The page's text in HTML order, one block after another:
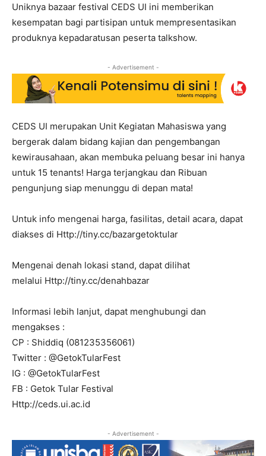
Uniknya bazaar festival CEDS UI ini memberikan
kesempatan bagi partisipan untuk mempresentasikan
produknya kepadaratusan peserta talkshow.
- Advertisement -
CEDS UI merupakan Unit Kegiatan Mahasiswa yang
bergerak dalam bidang kajian dan pengembangan
kewirausahaan, akan membuka peluang besar ini hanya
untuk 15 tenants! Harga terjangkau dan Ribuan
pengunjung siap menunggu di depan mata!
Untuk info mengenai harga, fasilitas, detail acara, dapat
diakses di Http://tiny.cc/bazargetoktular
Mengenai denah lokasi stand, dapat dilihat
melalui Http://tiny.cc/denahbazar
Informasi lebih lanjut, dapat menghubungi dan
mengakses :
CP : Shiddiq (081235356061)
Twitter : @GetokTularFest
IG : @GetokTularFest
FB : Getok Tular Festival
Http://ceds.ui.ac.id
- Advertisement -